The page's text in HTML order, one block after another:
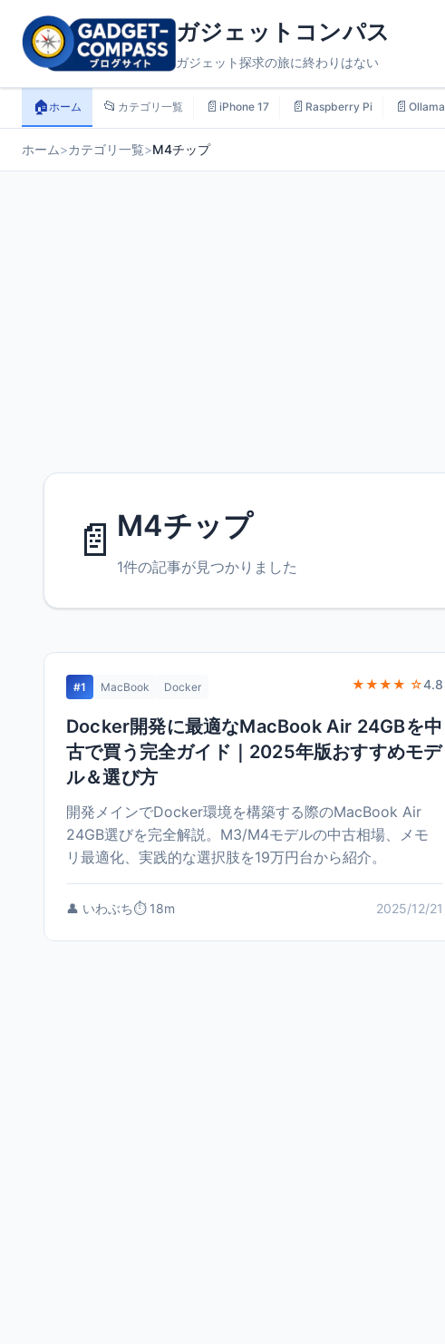
ガジェットコンパス
ガジェット探求の旅に終わりはない
🏠ホーム 📂 カテゴリ一覧 📄 iPhone 17 📄 Raspberry Pi 📄 Ollama
ホーム>カテゴリ一覧>M4チップ
📄 M4チップ
1件の記事が見つかりました
#1 MacBook Docker ★★★★ ☆4.8
Docker開発に最適なMacBook Air 24GBを中
古で買う完全ガイド｜2025年版おすすめモデ
ル＆選び方
開発メインでDocker環境を構築する際のMacBook Air
24GB選びを完全解説。M3/M4モデルの中古相場、メモ
リ最適化、実践的な選択肢を19万円台から紹介。
👤 いわぶち⏱️ 18m 2025/12/21